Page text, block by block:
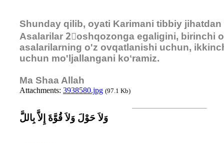
Shunday qilib, oyati Karimani tibbiy
Asalarilar 2⃣oshqozonga egaligini, birinchi
asalarilarning o'z ovqatlanishi uchun,
uchun mo'ljallangani koʻramiz.‌‌
Ma Shaa Allah
Attachments: 3938580.jpg (97.1 Kb)
وَلاَ حَوْلَ وَلاَ قُوَّةَ إِلاَّ بِاللَّ